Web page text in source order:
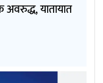
अवरुद्ध, यातायात